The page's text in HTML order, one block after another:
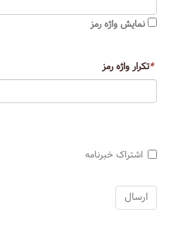
نمایش واژه رمز
*تکرار واژه رمز
اشتراک خبرنامه